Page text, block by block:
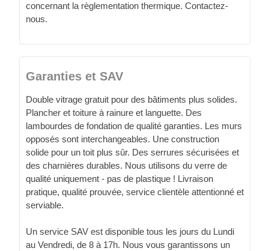
concernant la règlementation thermique. Contactez-
nous.
Garanties et SAV
Double vitrage gratuit pour des bâtiments plus solides.
Plancher et toiture à rainure et languette. Des
lambourdes de fondation de qualité garanties. Les murs
opposés sont interchangeables. Une construction
solide pour un toit plus sûr. Des serrures sécurisées et
des charnières durables. Nous utilisons du verre de
qualité uniquement - pas de plastique ! Livraison
pratique, qualité prouvée, service clientèle attentionné et
serviable.
Un service SAV est disponible tous les jours du Lundi
au Vendredi, de 8 à 17h. Nous vous garantissons un